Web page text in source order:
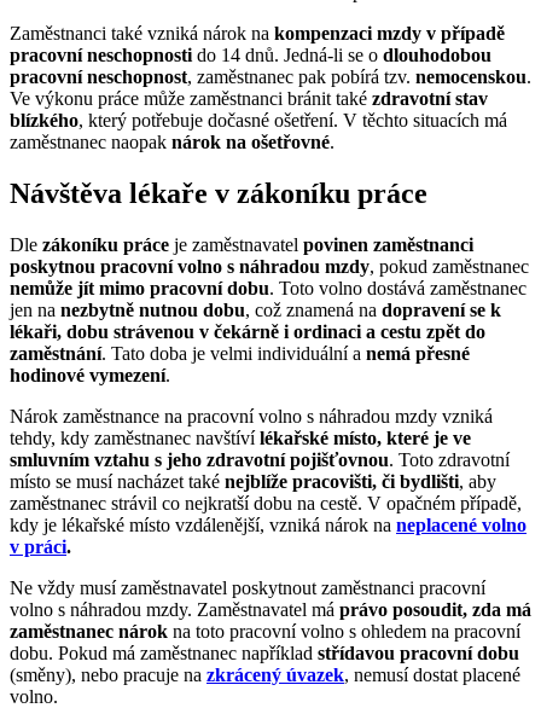
Zaměstnanci také vzniká nárok na kompenzaci mzdy v případě
pracovní neschopnosti do 14 dnů. Jedná-li se o dlouhodobou
pracovní neschopnost, zaměstnanec pak pobírá tzv. nemocenskou.
Ve výkonu práce může zaměstnanci bránit také zdravotní stav
blízkého, který potřebuje dočasné ošetření. V těchto situacích má
zaměstnanec naopak nárok na ošetřovné.
Návštěva lékaře v zákoníku práce
Dle zákoníku práce je zaměstnavatel povinen zaměstnanci
poskytnou pracovní volno s náhradou mzdy, pokud zaměstnanec
nemůže jít mimo pracovní dobu. Toto volno dostává zaměstnanec
jen na nezbytně nutnou dobu, což znamená na dopravení se k
lékaři, dobu strávenou v čekárně i ordinaci a cestu zpět do
zaměstnání. Tato doba je velmi individuální a nemá přesné
hodinové vymezení.
Nárok zaměstnance na pracovní volno s náhradou mzdy vzniká
tehdy, kdy zaměstnanec navštívílékařské místo, které je ve
smluvním vztahu s jeho zdravotní pojišťovnou. Toto zdravotní
místo se musí nacházet také nejblíže pracovišti, či bydlišti, aby
zaměstnanec strávil co nejkratší dobu na cestě. V opačném případě,
kdy je lékařské místo vzdálenější, vzniká nárok na neplacené volno
v práci.
Ne vždy musí zaměstnavatel poskytnout zaměstnanci pracovní
volno s náhradou mzdy. Zaměstnavatel má právo posoudit, zda má
zaměstnanec nárok na toto pracovní volno s ohledem na pracovní
dobu. Pokud má zaměstnanec například střídavou pracovní dobu
(směny), nebo pracuje na zkrácený úvazek, nemusí dostat placené
volno.